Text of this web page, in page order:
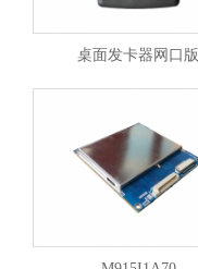
桌面发卡器网口版